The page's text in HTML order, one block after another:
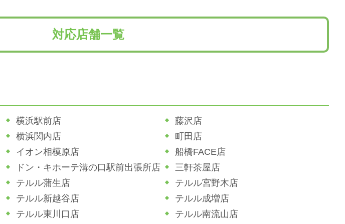
対応店舗一覧
横浜駅前店
藤沢店
横浜関内店
町田店
イオン相模原店
船橋FACE店
ドン・キホーテ溝の口駅前出張所店
三軒茶屋店
テルル蒲生店
テルル宮野木店
テルル新越谷店
テルル成増店
テルル東川口店
テルル南流山店